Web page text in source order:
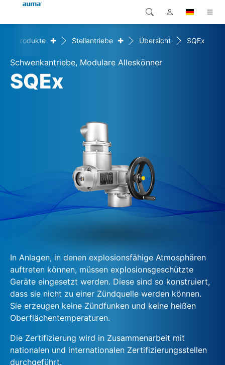
Produkte
Lösungen
Unternehmen
Kontakt
Global
Europa
Nordamerika
Suche
Produkte + Stellantriebe + Übersicht SQEx
Schwenkantriebe, Modulare Alleskönner
SQEx
In Anlagen, in denen explosionsfähige Atmosphären
auftreten können, müssen explosionsgeschützte
Geräte eingesetzt werden. Diese sind so konstruiert,
dass sie nicht zu einer Zündquelle werden können.
Sie erzeugen keine Zündfunken und keine heißen
Oberflächentemperaturen.
Die Zertifizierung wird in Zusammenarbeit mit
nationalen und internationalen Zertifizierungsstellen
durchgeführt.